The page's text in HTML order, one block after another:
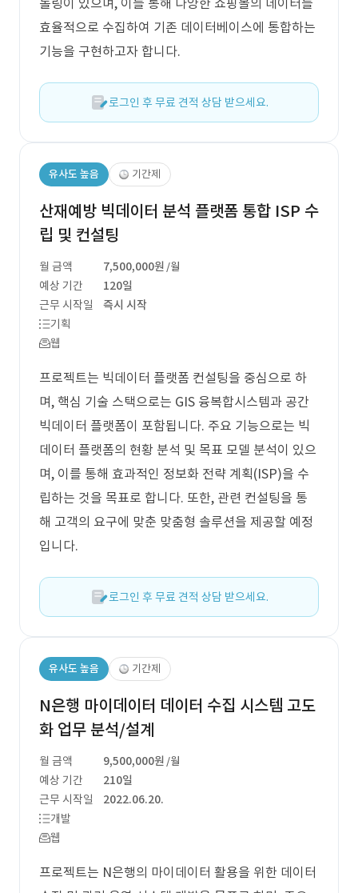
롤링이 있으며, 이를 통해 다양한 쇼핑몰의 데이터를
효율적으로 수집하여 기존 데이터베이스에 통합하는
기능을 구현하고자 합니다.
로그인 후 무료 견적 상담 받으세요.
유사도 높음 기간제
산재예방 빅데이터 분석 플랫폼 통합 ISP 수
립 및 컨설팅
월 금액 7,500,000원 /월
예상 기간
120일
근무 시작일
즉시 시작
기획
웹
프로젝트는 빅데이터 플랫폼 컨설팅을 중심으로 하
며, 핵심 기술 스택으로는 GIS 융복합시스템과 공간
빅데이터 플랫폼이 포함됩니다. 주요 기능으로는 빅
데이터 플랫폼의 현황 분석 및 목표 모델 분석이 있으
며, 이를 통해 효과적인 정보화 전략 계획(ISP)을 수
립하는 것을 목표로 합니다. 또한, 관련 컨설팅을 통
해 고객의 요구에 맞춘 맞춤형 솔루션을 제공할 예정
입니다.
로그인 후 무료 견적 상담 받으세요.
유사도 높음 기간제
N은행 마이데이터 데이터 수집 시스템 고도
화 업무 분석/설계
월 금액 9,500,000원 /월
예상 기간
210일
근무 시작일
2022.06.20.
개발
웹
프로젝트는 N은행의 마이데이터 활용을 위한 데이터